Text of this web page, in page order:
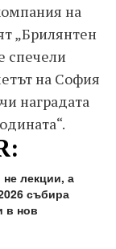
на
„Брилянтен
спечели
на София
наградата
лекции, а
събира
в нов